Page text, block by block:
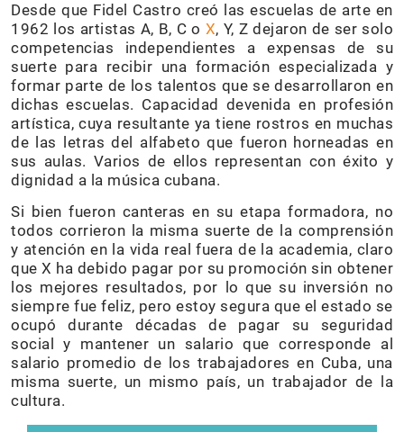
Desde que Fidel Castro creó las escuelas de arte en
1962 los artistas A, B, C o X, Y, Z dejaron de ser solo
competencias independientes a expensas de su
suerte para recibir una formación especializada y
formar parte de los talentos que se desarrollaron en
dichas escuelas. Capacidad devenida en profesión
artística, cuya resultante ya tiene rostros en muchas
de las letras del alfabeto que fueron horneadas en
sus aulas. Varios de ellos representan con éxito y
dignidad a la música cubana.
Si bien fueron canteras en su etapa formadora, no
todos corrieron la misma suerte de la comprensión
y atención en la vida real fuera de la academia, claro
que X ha debido pagar por su promoción sin obtener
los mejores resultados, por lo que su inversión no
siempre fue feliz, pero estoy segura que el estado se
ocupó durante décadas de pagar su seguridad
social y mantener un salario que corresponde al
salario promedio de los trabajadores en Cuba, una
misma suerte, un mismo país, un trabajador de la
cultura.